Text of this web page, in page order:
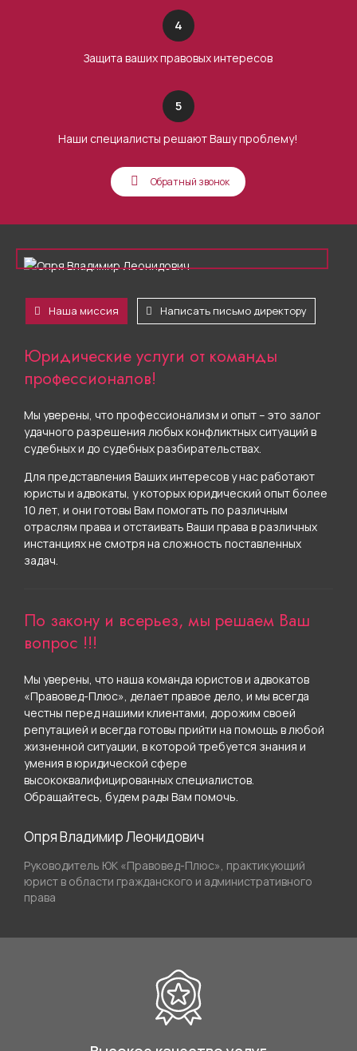
4
Защита ваших правовых интересов
5
Наши специалисты решают Вашу проблему!
Обратный звонок
Наша миссия Написать письмо директору
Юридические услуги от команды
профессионалов!
Мы уверены, что профессионализм и опыт – это залог
удачного разрешения любых конфликтных ситуаций в
судебных и до судебных разбирательствах.
Для представления Ваших интересов у нас работают
юристы и адвокаты, у которых юридический опыт более
10 лет, и они готовы Вам помогать по различным
отраслям права и отстаивать Ваши права в различных
инстанциях не смотря на сложность поставленных
задач.
По закону и всерьез, мы решаем Ваш
вопрос !!!
Мы уверены, что наша команда юристов и адвокатов
«Правовед-Плюс», делает правое дело, и мы всегда
честны перед нашими клиентами, дорожим своей
репутацией и всегда готовы прийти на помощь в любой
жизненной ситуации, в которой требуется знания и
умения в юридической сфере
высококвалифицированных специалистов.
Обращайтесь, будем рады Вам помочь.
Опря Владимир Леонидович
Руководитель ЮК «Правовед-Плюс», практикующий
юрист в области гражданского и административного
права